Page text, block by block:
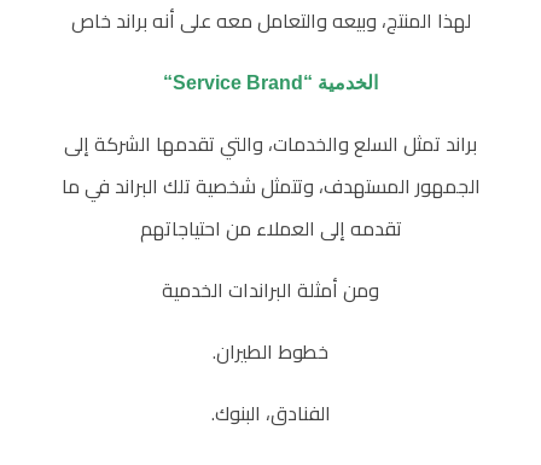
لهذا المنتج، وبيعه والتعامل معه على أنه براند خاص
الخدمية “Service Brand“
براند تمثل السلع والخدمات، والتي تقدمها الشركة إلى
الجمهور المستهدف، وتتمثل شخصية تلك البراند في ما
تقدمه إلى العملاء من احتياجاتهم
ومن أمثلة البراندات الخدمية
خطوط الطيران.
الفنادق، البنوك.